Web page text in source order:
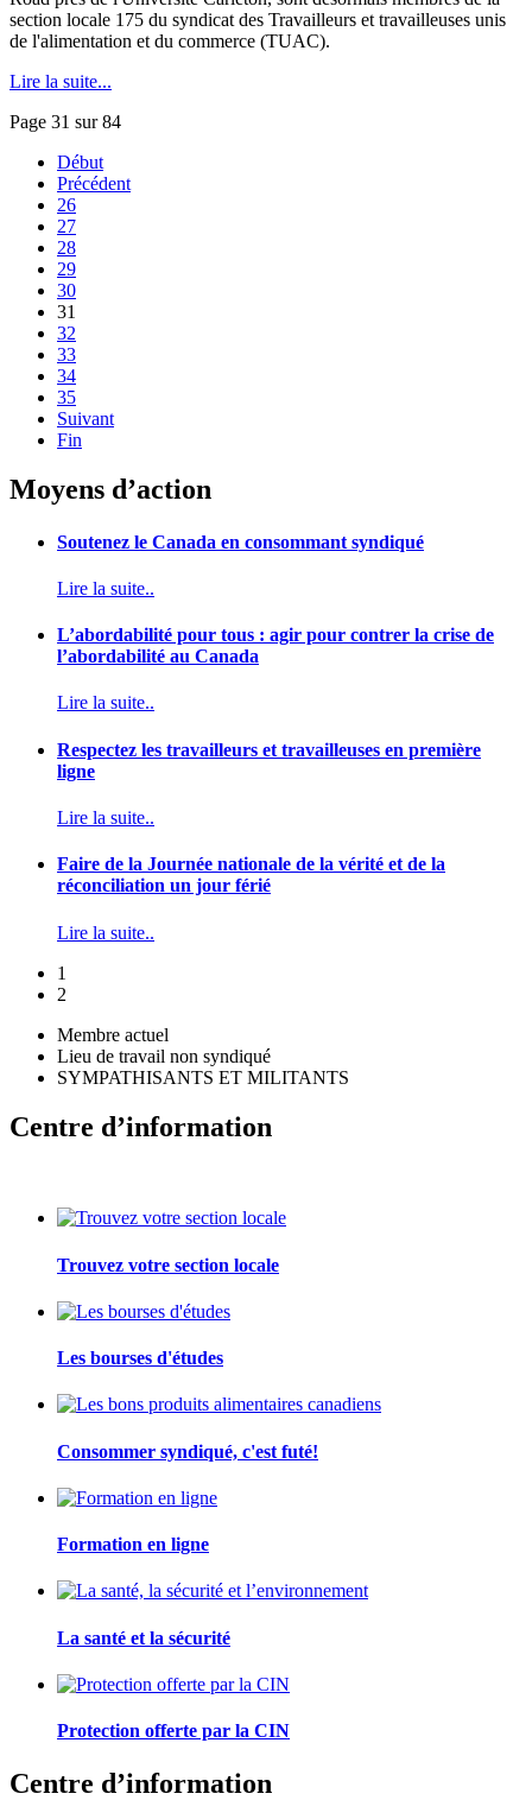
section locale 175 du syndicat des Travailleurs et travailleuses unis
de l'alimentation et du commerce (TUAC).
Lire la suite...
Page 31 sur 84
Début
Précédent
26
27
28
29
30
31
32
33
34
35
Suivant
Fin
Moyens d’action
Soutenez le Canada en consommant syndiqué
Lire la suite..
L’abordabilité pour tous : agir pour contrer la crise de
l’abordabilité au Canada
Lire la suite..
Respectez les travailleurs et travailleuses en première
ligne
Lire la suite..
Faire de la Journée nationale de la vérité et de la
réconciliation un jour férié
Lire la suite..
1
2
Membre actuel
Lieu de travail non syndiqué
SYMPATHISANTS ET MILITANTS
Centre d’information
Trouvez votre section locale
Les bourses d'études
Consommer syndiqué, c'est futé!
Formation en ligne
La santé et la sécurité
Protection offerte par la CIN
Centre d’information